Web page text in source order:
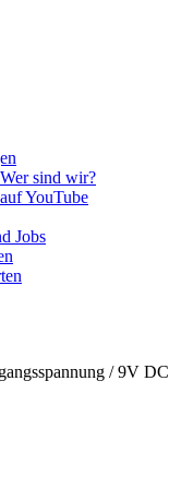
sind wir?
YouTube
Jobs
/ 9V DC